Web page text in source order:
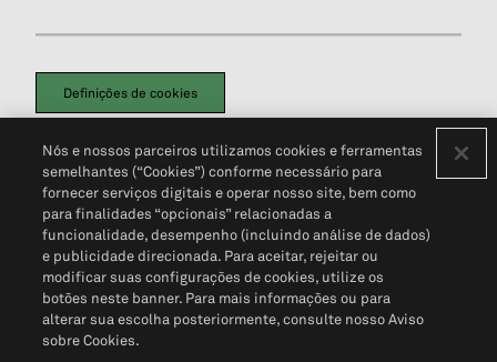
Definições de cookies
Política de PrivacidadePortal de privacidade do cliente (em inglês)
Não Venda Minhas Informações Pessoais© 2026 S&P Global
Nós e nossos parceiros utilizamos cookies e ferramentas
semelhantes (“Cookies”) conforme necessário para
fornecer serviços digitais e operar nosso site, bem como
para finalidades “opcionais” relacionadas a
funcionalidade, desempenho (incluindo análise de dados)
e publicidade direcionada. Para aceitar, rejeitar ou
modificar suas configurações de cookies, utilize os
botões neste banner. Para mais informações ou para
alterar sua escolha posteriormente, consulte nosso Aviso
sobre Cookies.